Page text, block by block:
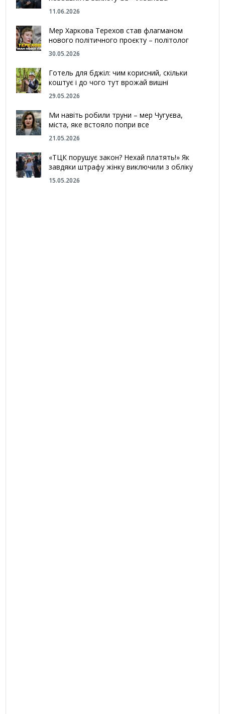
11.06.2026
Мер Харкова Терехов став флагманом
нового політичного проєкту – політолог
30.05.2026
Готель для бджіл: чим корисний, скільки
коштує і до чого тут врожай вишні
29.05.2026
Ми навіть робили труни – мер Чугуєва,
міста, яке встояло попри все
21.05.2026
«ТЦК порушує закон? Нехай платять!» Як
завдяки штрафу жінку виключили з обліку
15.05.2026